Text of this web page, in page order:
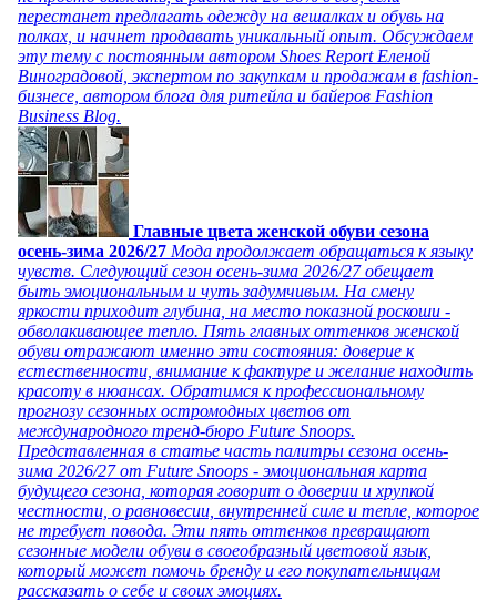
перестанет предлагать одежду на вешалках и обувь на
полках, и начнет продавать уникальный опыт. Обсуждаем
эту тему с постоянным автором Shoes Report Еленой
Виноградовой, экспертом по закупкам и продажам в fashion-
бизнесе, автором блога для ритейла и байеров Fashion
Business Blog.
Главные цвета женской обуви сезона
осень-зима 2026/27 Мода продолжает обращаться к языку
чувств. Следующий сезон осень-зима 2026/27 обещает
быть эмоциональным и чуть задумчивым. На смену
яркости приходит глубина, на место показной роскоши -
обволакивающее тепло. Пять главных оттенков женской
обуви отражают именно эти состояния: доверие к
естественности, внимание к фактуре и желание находить
красоту в нюансах. Обратимся к профессиональному
прогнозу сезонных остромодных цветов от
международного тренд-бюро Future Snoops.
Представленная в статье часть палитры сезона осень-
зима 2026/27 от Future Snoops - эмоциональная карта
будущего сезона, которая говорит о доверии и хрупкой
честности, о равновесии, внутренней силе и тепле, которое
не требует повода. Эти пять оттенков превращают
сезонные модели обуви в своеобразный цветовой язык,
который может помочь бренду и его покупательницам
рассказать о себе и своих эмоциях.